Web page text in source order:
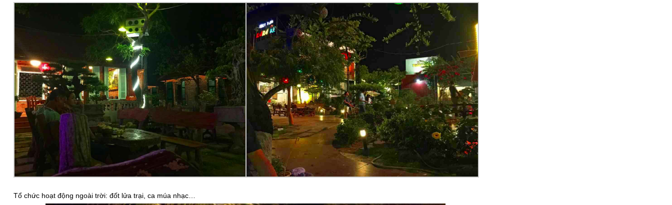
Tổ chức hoạt động ngoài trời: đốt lửa trại, ca múa nhạc…